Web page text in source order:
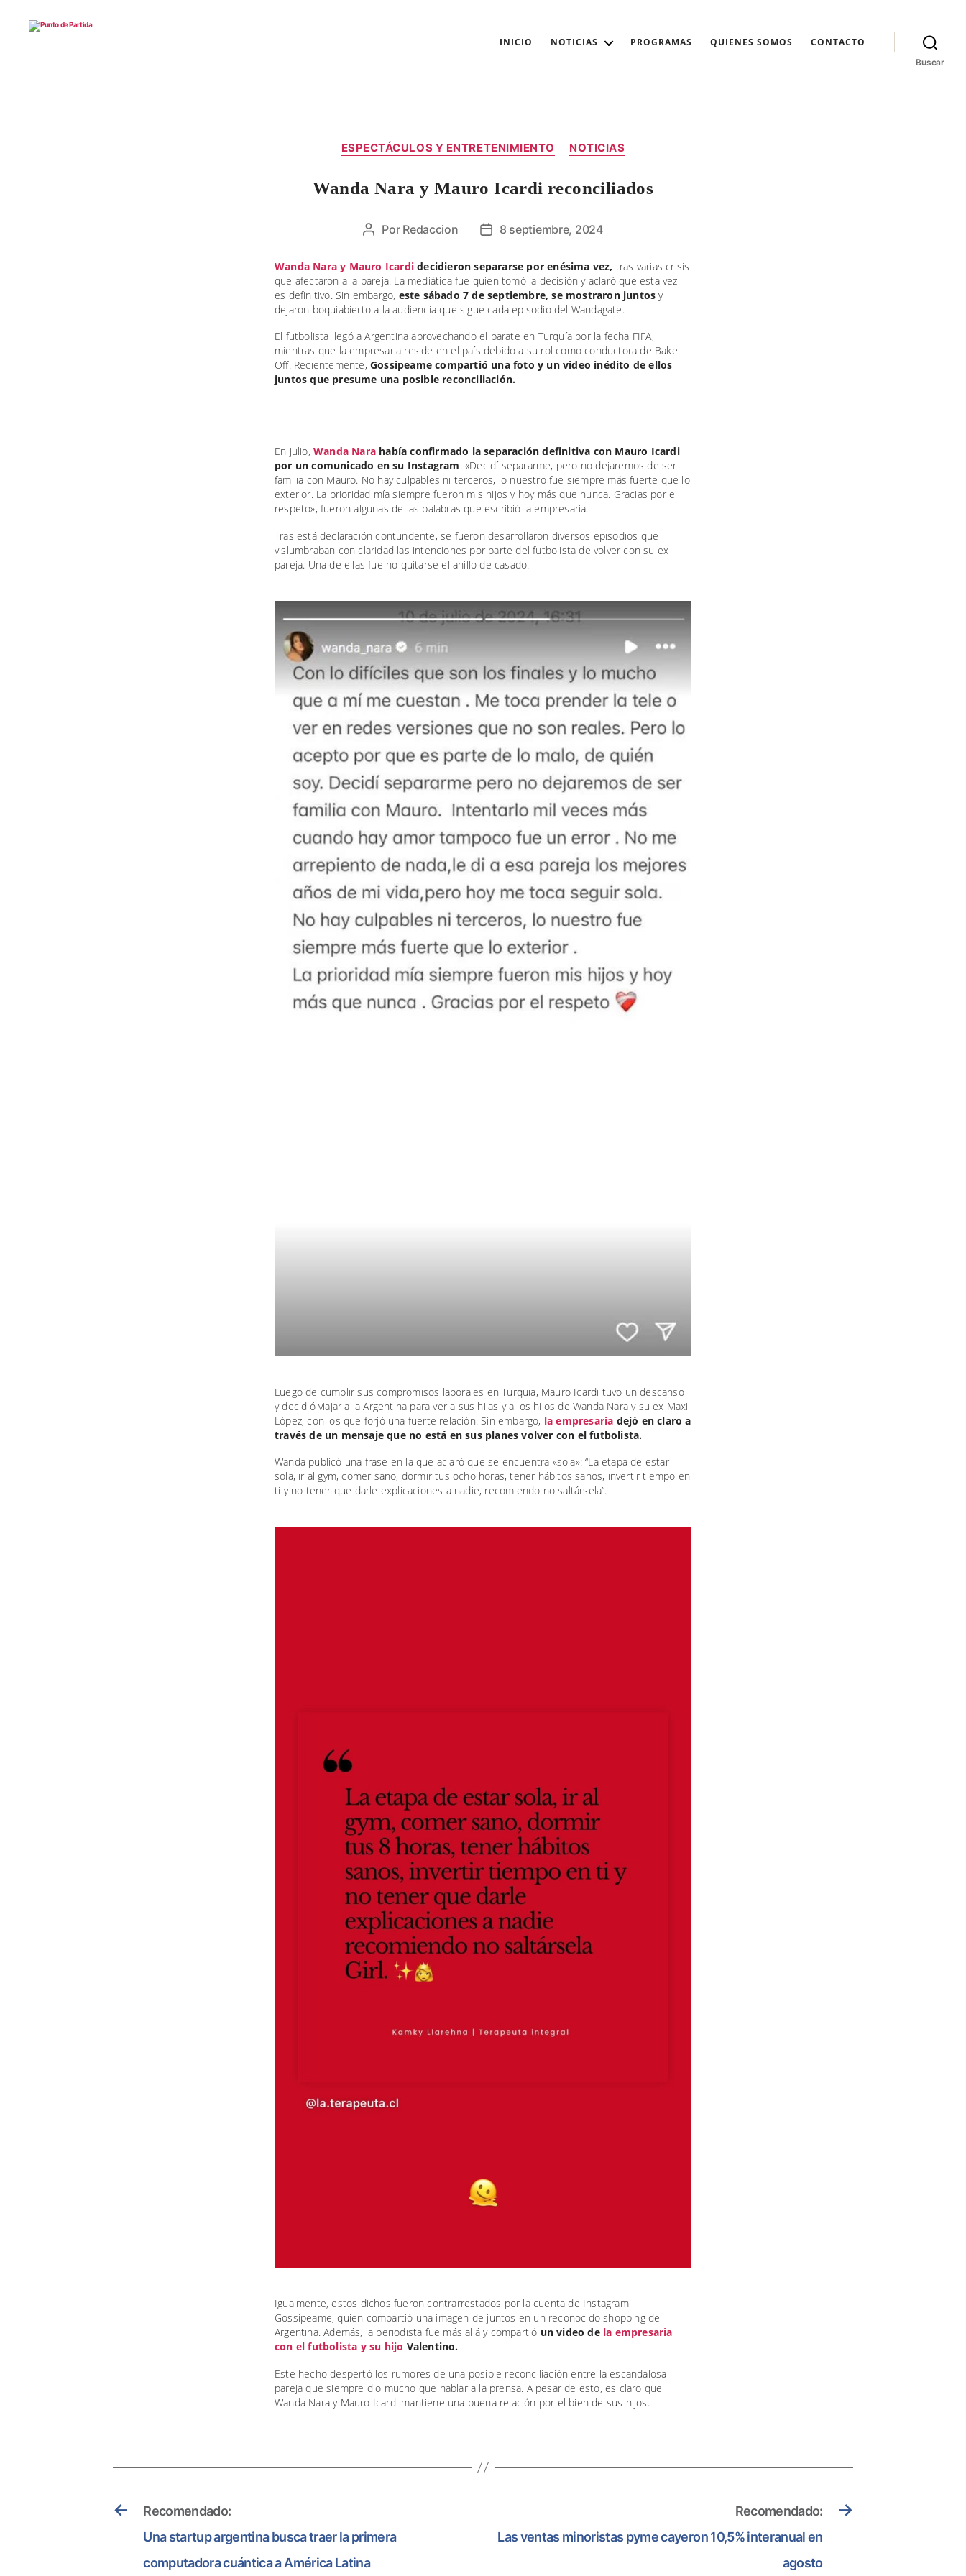
INICIO NOTICIAS PROGRAMAS QUIENES SOMOS CONTACTO
Buscar
ESPECTÁCULOS Y ENTRETENIMIENTO NOTICIAS
Wanda Nara y Mauro Icardi reconciliados
Autor
la
entrada
Por Redaccion
Fecha
la
entrada
8 septiembre, 2024
Wanda Nara y Mauro Icardidecidieron separarse por enésima vez, tras varias crisis
que afectaron a la pareja. La mediática fue quien tomó la decisión y aclaró que esta vez
es definitivo. Sin embargo, este sábado 7 de septiembre, se mostraron juntos y
dejaron boquiabierto a la audiencia que sigue cada episodio del Wandagate.
El futbolista llegó a Argentina aprovechando el parate en Turquía por la fecha FIFA,
mientras que la empresaria reside en el país debido a su rol como conductora de Bake
Off. Recientemente, Gossipeame compartió una foto y un video inédito de ellos
juntos que presume una posible reconciliación.
En julio, Wanda Nara había confirmado la separación definitiva con Mauro Icardi
por un comunicado en su Instagram. «Decidí separarme, pero no dejaremos de ser
familia con Mauro. No hay culpables ni terceros, lo nuestro fue siempre más fuerte que lo
exterior. La prioridad mía siempre fueron mis hijos y hoy más que nunca. Gracias por el
respeto», fueron algunas de las palabras que escribió la empresaria.
Tras está declaración contundente, se fueron desarrollaron diversos episodios que
vislumbraban con claridad las intenciones por parte del futbolista de volver con su ex
pareja. Una de ellas fue no quitarse el anillo de casado.
Luego de cumplir sus compromisos laborales en Turquia, Mauro Icardi tuvo un descanso
y decidió viajar a la Argentina para ver a sus hijas y a los hijos de Wanda Nara y su ex Maxi
López, con los que forjó una fuerte relación. Sin embargo, la empresaria dejó en claro a
través de un mensaje que no está en sus planes volver con el futbolista.
Wanda publicó una frase en la que aclaró que se encuentra «sola»: “La etapa de estar
sola, ir al gym, comer sano, dormir tus ocho horas, tener hábitos sanos, invertir tiempo en
ti y no tener que darle explicaciones a nadie, recomiendo no saltársela”.
Igualmente, estos dichos fueron contrarrestados por la cuenta de Instagram
Gossipeame, quien compartió una imagen de juntos en un reconocido shopping de
Argentina. Además, la periodista fue más allá y compartió un video de la empresaria
con el futbolista y su hijo Valentino.
Este hecho despertó los rumores de una posible reconciliación entre la escandalosa
pareja que siempre dio mucho que hablar a la prensa. A pesar de esto, es claro que
Wanda Nara y Mauro Icardi mantiene una buena relación por el bien de sus hijos.
←
Recomendado:
Una startup argentina busca traer la primera
computadora cuántica a América Latina
→
Recomendado:
Las ventas minoristas pyme cayeron 10,5% interanual en
agosto